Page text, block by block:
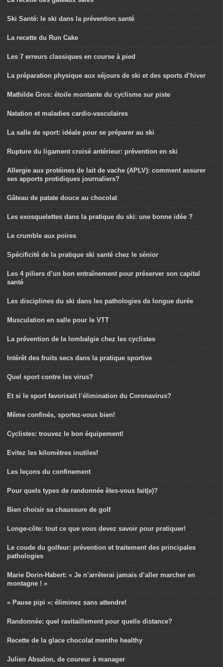
Ski Santé: le ski dans la prévention santé
La recette du Run Cake
Les 7 erreurs classiques en course à pied
La préparation physique aux séjours de ski et des sports d’hiver
Mathilde Gros: étoile montante du cyclisme sur piste
Natation et maladies cardio-vasculaires
La salle de sport: idéale pour se préparer au ski
Rupture du ligament croisé antérieur: prévention en ski
Allergie aux protéines de lait de vache (APLV): comment assurer
ses apports protidiques journaliers?
Gâteau de patate douce au chocolat
Les exosquelettes dans la pratique du ski: une bonne idée ?
Le crumble aux poires
Spécificité de la pratique ski santé chez le sénior
Les 4 piliers d’un bon entraînement pour préserver son capital
santé
Les disciplines du ski dans les pathologies de longue durée
Musculation en salle pour le VTT
La prévention de la lombalgie chez les cyclistes
Intérêt des fruits secs dans la pratique sportive
Quel sport contre les virus?
Et si le sport favorisait l’élimination du Coronavirus?
Même confinés, sportez-vous bien!
Cyclistes: trouvez le bon équipement!
Evitez les kilomètres inutiles!
Les leçons du confinement
Pour quels types de randonnée êtes-vous fait(e)?
Bien choisir sa chaussure de golf
Longe-côte: tout ce que vous devez savoir pour pratiquer!
Le coude du golfeur: prévention et traitement des principales
pathologies
Marie Dorin-Habert: « Je n’arrêterai jamais d’aller marcher en
montagne ! »
« Pause pipi »: éliminez sans attendre!
Randonnée: quel ravitaillement pour quelle distance?
Recette de la glace chocolat menthe healthy
Julien Absalon, de coureur à manager